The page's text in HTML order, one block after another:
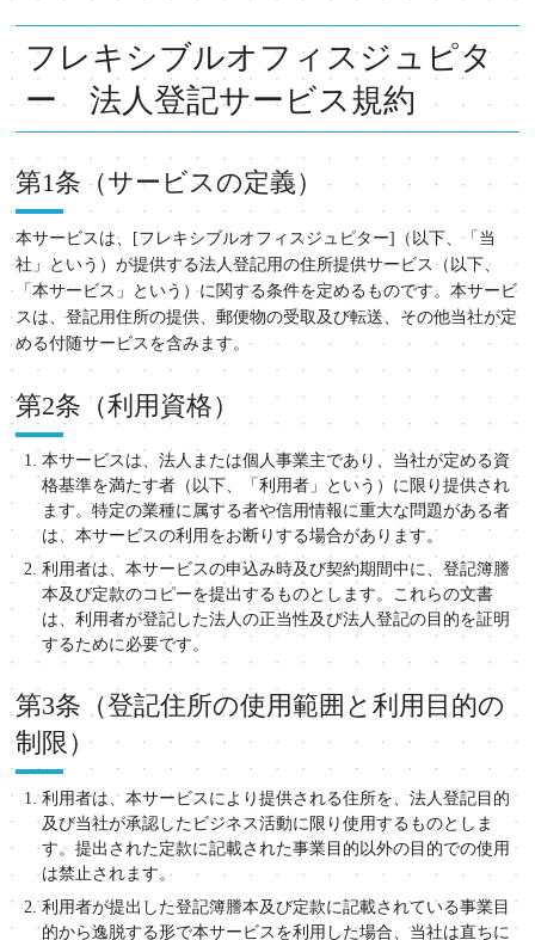
フレキシブルオフィスジュピタ
ー 法人登記サービス規約
第1条（サービスの定義）
本サービスは、[フレキシブルオフィスジュピター]（以下、「当
社」という）が提供する法人登記用の住所提供サービス（以下、
「本サービス」という）に関する条件を定めるものです。本サービ
スは、登記用住所の提供、郵便物の受取及び転送、その他当社が定
める付随サービスを含みます。
第2条（利用資格）
本サービスは、法人または個人事業主であり、当社が定める資
格基準を満たす者（以下、「利用者」という）に限り提供され
ます。特定の業種に属する者や信用情報に重大な問題がある者
は、本サービスの利用をお断りする場合があります。
利用者は、本サービスの申込み時及び契約期間中に、登記簿謄
本及び定款のコピーを提出するものとします。これらの文書
は、利用者が登記した法人の正当性及び法人登記の目的を証明
するために必要です。
第3条（登記住所の使用範囲と利用目的の
制限）
利用者は、本サービスにより提供される住所を、法人登記目的
及び当社が承認したビジネス活動に限り使用するものとしま
す。提出された定款に記載された事業目的以外の目的での使用
は禁止されます。
利用者が提出した登記簿謄本及び定款に記載されている事業目
的から逸脱する形で本サービスを利用した場合、当社は直ちに